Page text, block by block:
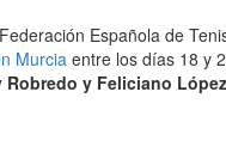
Española de
Murciaentre los días 18 y
Robredo y Feliciano